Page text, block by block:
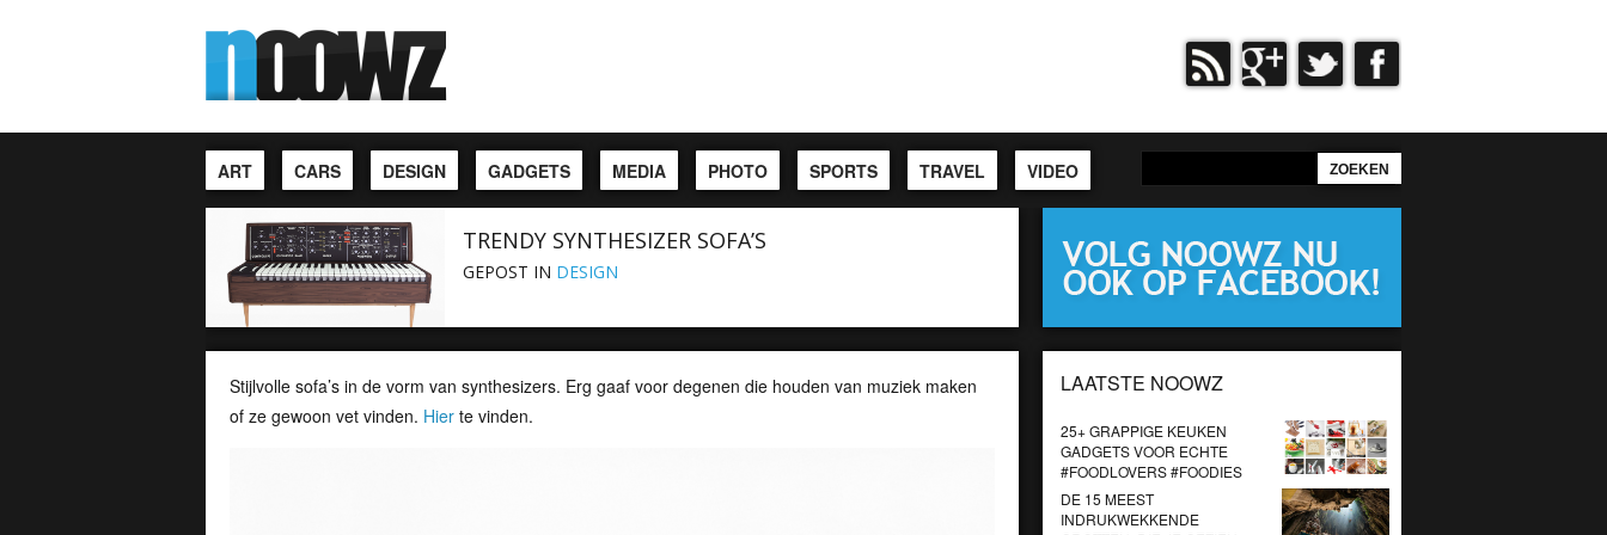
ART CARS DESIGN GADGETS MEDIA PHOTO SPORTS TRAVEL VIDEO
TRENDY SYNTHESIZER SOFA’S
GEPOST IN DESIGN
Stijlvolle sofa’s in de vorm van synthesizers. Erg gaaf voor degenen die houden van muziek maken
of ze gewoon vet vinden. Hier te vinden.
LAATSTE NOOWZ
25+ GRAPPIGE KEUKEN
GADGETS VOOR ECHTE
#FOODLOVERS #FOODIES
DE 15 MEEST
INDRUKWEKKENDE